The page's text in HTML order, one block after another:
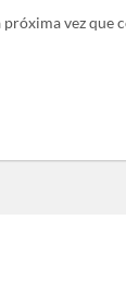
vez que